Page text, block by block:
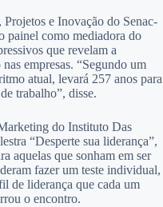
e Inovação do Senac-
painel como mediadora do
que revelam a
empresas. “Segundo um
atual, levará 257 anos para
trabalho”, disse.
do Instituto Das
“Desperte sua liderança”,
aquelas que sonham em ser
fazer um teste individual,
de liderança que cada um
o encontro.